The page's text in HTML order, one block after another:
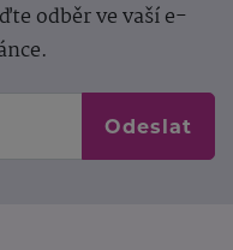
odběr ve vaší e-
Odeslat